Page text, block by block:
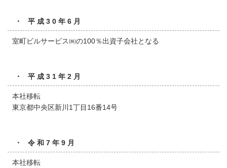
・ 平成30年6月
室町ビルサービス㈱の100％出資子会社となる
・ 平成31年2月
本社移転
東京都中央区新川1丁目16番14号
・ 令和7年9月
本社移転